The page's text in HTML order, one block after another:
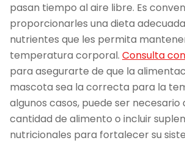
pasan tiempo al aire libre. Es
proporcionarles una dieta
nutrientes que les permita
temperatura corporal. Consulta
para asegurarte de que la
mascota sea la correcta para la
algunos casos, puede ser necesario
cantidad de alimento o incluir
nutricionales para fortalecer su